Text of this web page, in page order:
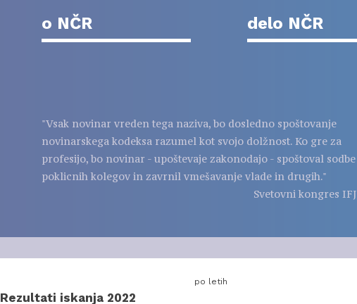
o NČR delo NČR
"Vsak novinar vreden tega naziva, bo dosledno spoštovanje
novinarskega kodeksa razumel kot svojo dolžnost. Ko gre za
profesijo, bo novinar - upoštevaje zakonodajo - spoštoval sodbe
poklicnih kolegov in zavrnil vmešavanje vlade in drugih."
Svetovni kongres IFJ
Rezultati iskanja 2022
po letih